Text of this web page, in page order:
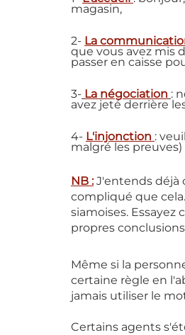
magasin,
2- La
que vous avez mis
passer en caisse
3- La négociation :
avez jeté derrière
4- L'injonction :
malgré les preuves)
NB : J'entends déjà
compliqué que
siamoises.
propres
Même si la
certaine règle en
jamais utiliser le
Certains agents